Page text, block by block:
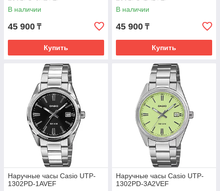
В наличии
45 900 ₸
Купить
В наличии
45 900 ₸
Купить
Наручные часы Casio UTP-
1302PD-1AVEF
Наручные часы Casio UTP-
1302PD-3A2VEF